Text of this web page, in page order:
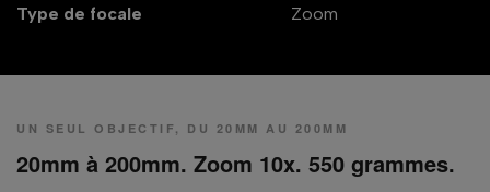
Type de focale Zoom
UN SEUL OBJECTIF, DU 20MM AU 200MM
20mm à 200mm. Zoom 10x. 550 grammes.